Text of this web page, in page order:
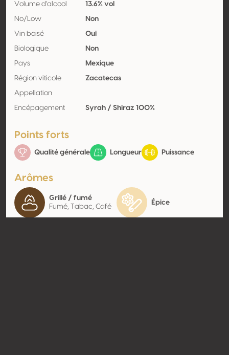
Volume d'alcool 13.6% vol
No/Low Non
Vin boisé Oui
Biologique Non
Pays Mexique
Région viticole Zacatecas
Appellation
Encépagement Syrah / Shiraz 100%
Points forts
Qualité générale Longueur Puissance
Arômes
Grillé / fumé
Fumé, Tabac, Café
Épice